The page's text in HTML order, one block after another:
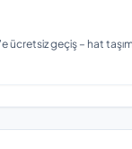
ücretsiz geçiş – hat